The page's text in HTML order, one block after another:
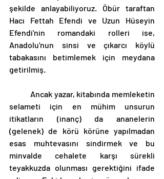
şekilde anlayabiliyoruz. Öbür taraftan
Hacı Fettah Efendi ve Uzun Hüseyin
Efendi'nin romandaki rolleri ise,
Anadolu'nun sinsi ve çıkarcı köylü
tabakasını betimlemek için meydana
getirilmiş.
selameti için en mühim unsurun
itikatların (inanç) da ananelerin
(gelenek) de körü körüne yapılmadan
esas muhtevasını sindirmek ve bu
minvalde cehalete karşı sürekli
teyakkuzda olunması gerektiğini ifade